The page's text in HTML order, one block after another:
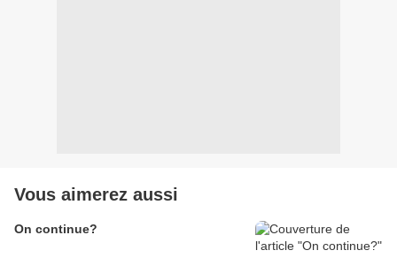
Vous aimerez aussi
On continue?